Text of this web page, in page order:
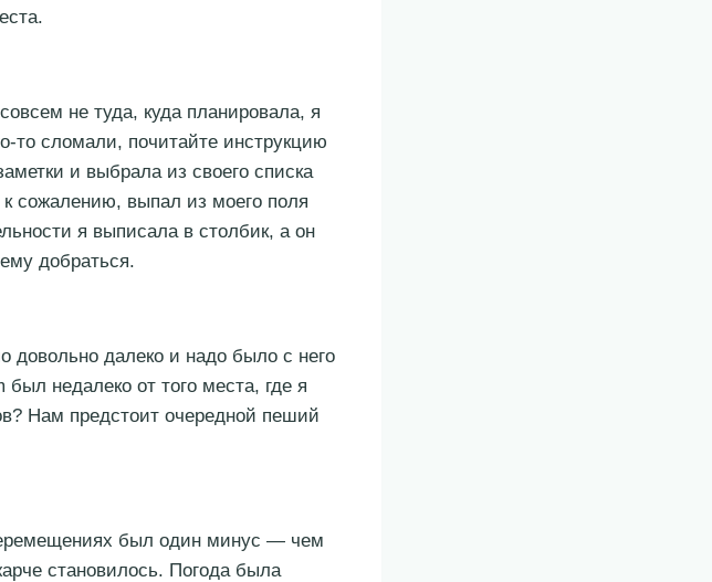
не туда, куда планировала, я
то сломали, почитайте инструкцию
и выбрала из своего списка
сожалению, выпал из моего поля
я выписала в столбик, а он
добраться.
довольно далеко и надо было с него
недалеко от того места, где я
Нам предстоит очередной пеший
был один минус — чем
становилось. Погода была